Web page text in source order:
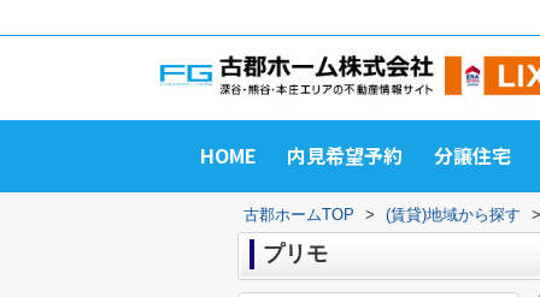
HOME 内見希望予約 分譲住宅
古郡ホームTOP > (賃貸)地域から探す >
プリモ